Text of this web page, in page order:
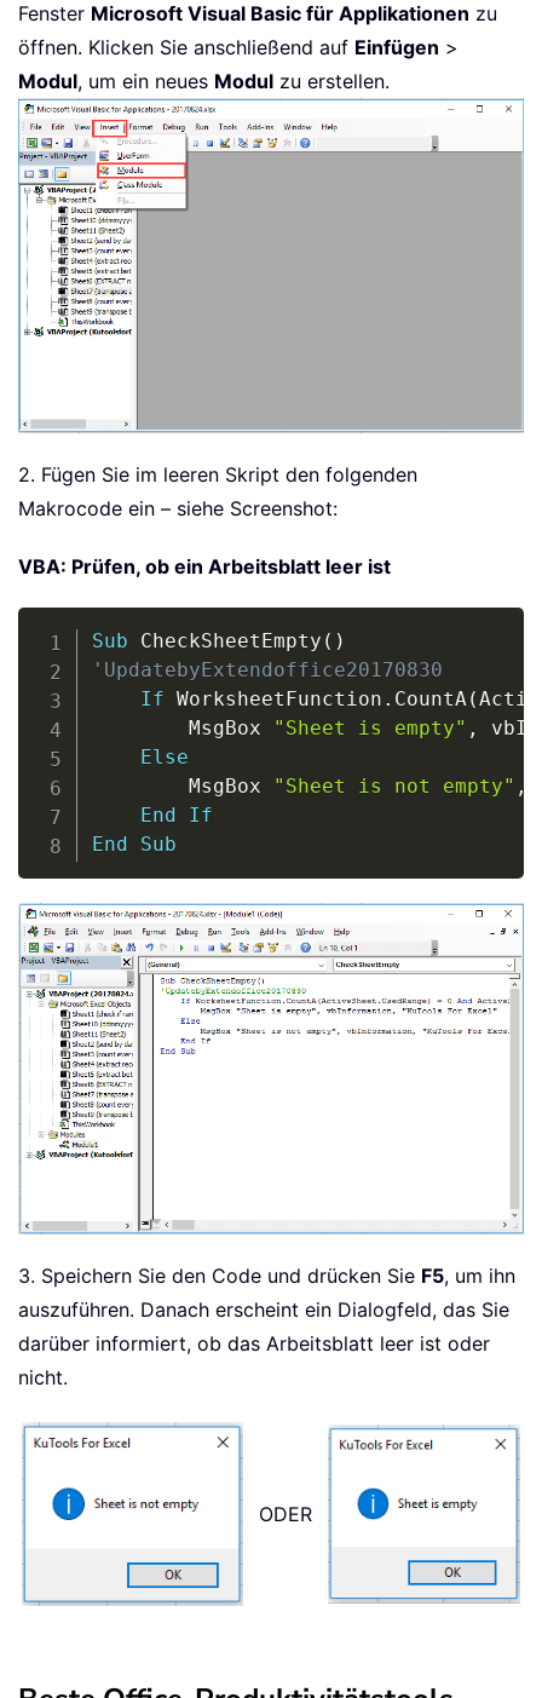
Fenster Microsoft Visual Basic für Applikationen zu
öffnen. Klicken Sie anschließend auf Einfügen >
Modul, um ein neues Modul zu erstellen.
2. Fügen Sie im leeren Skript den folgenden
Makrocode ein – siehe Screenshot:
VBA: Prüfen, ob ein Arbeitsblatt leer ist
Sub CheckSheetEmpty ( )
'UpdatebyExtendoffice20170830
If WorksheetFunction . CountA (
        MsgBox
"Sheet is empty" ,
Else
        MsgBox
"Sheet is not empty" ,
End
If
End
Sub
3. Speichern Sie den Code und drücken Sie F5, um ihn
auszuführen. Danach erscheint ein Dialogfeld, das Sie
darüber informiert, ob das Arbeitsblatt leer ist oder
nicht.
ODER